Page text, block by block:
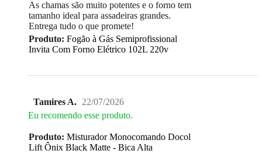
As chamas são muito potentes e o forno tem
tamanho ideal para assadeiras grandes.
Entrega tudo o que promete!
Produto: Fogão à Gás Semiprofissional
Invita Com Forno Elétrico 102L 220v
Tamires A. 22/07/2026
Eu recomendo esse produto.
Produto: Misturador Monocomando Docol
Lift Ônix Black Matte - Bica Alta